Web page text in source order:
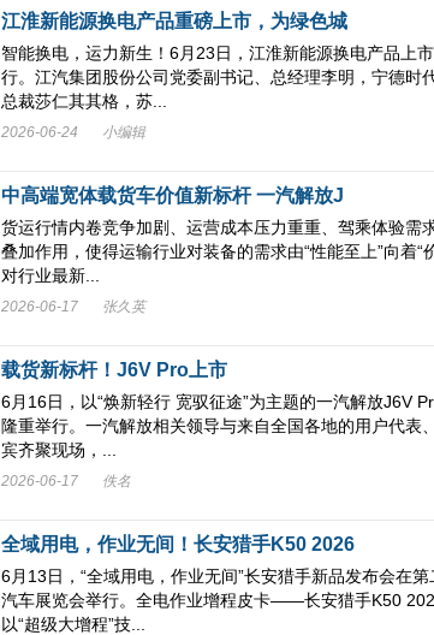
江淮新能源换电产品重磅上市，为绿色城
智能换电，运力新生！6月23日，江淮新能源换电产品上
行。江汽集团股份公司党委副书记、总经理李明，宁德时
总裁莎仁其其格，苏...
2026-06-24 小编辑
中高端宽体载货车价值新标杆 一汽解放J
货运行情内卷竞争加剧、运营成本压力重重、驾乘体验需
叠加作用，使得运输行业对装备的需求由“性能至上”向着“
对行业最新...
2026-06-17 张久英
载货新标杆！J6V Pro上市
6月16日，以“焕新轻行 宽驭征途”为主题的一汽解放J6V
隆重举行。一汽解放相关领导与来自全国各地的用户代表
宾齐聚现场，...
2026-06-17 佚名
全域用电，作业无间！长安猎手K50 2026
6月13日，“全域用电，作业无间”长安猎手新品发布会在
汽车展览会举行。全电作业增程皮卡——长安猎手K50
以“超级大增程”技...